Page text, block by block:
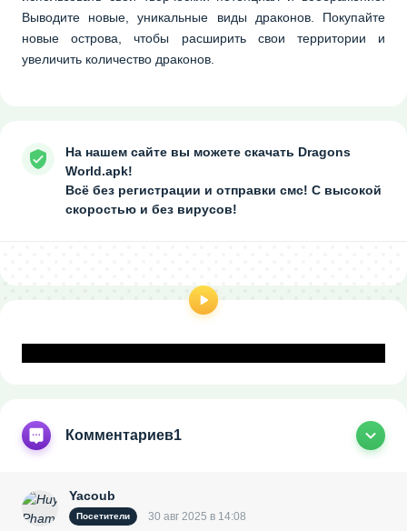
Выводите новые, уникальные виды драконов. Покупайте
новые острова, чтобы расширить свои территории и
увеличить количество драконов.
На нашем сайте вы можете скачать Dragons
World.apk!
Всё без регистрации и отправки смс! С высокой
скоростью и без вирусов!
Комментариев1
Yacoub
Посетители 30 авг 2025 в 14:08